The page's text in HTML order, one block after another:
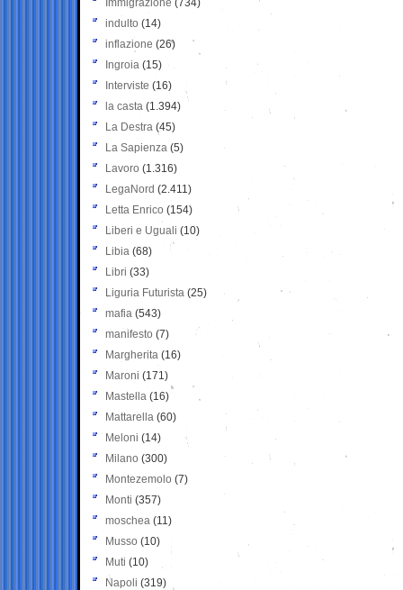
Immigrazione (734)
indulto (14)
inflazione (26)
Ingroia (15)
Interviste (16)
la casta (1.394)
La Destra (45)
La Sapienza (5)
Lavoro (1.316)
LegaNord (2.411)
Letta Enrico (154)
Liberi e Uguali (10)
Libia (68)
Libri (33)
Liguria Futurista (25)
mafia (543)
manifesto (7)
Margherita (16)
Maroni (171)
Mastella (16)
Mattarella (60)
Meloni (14)
Milano (300)
Montezemolo (7)
Monti (357)
moschea (11)
Musso (10)
Muti (10)
Napoli (319)